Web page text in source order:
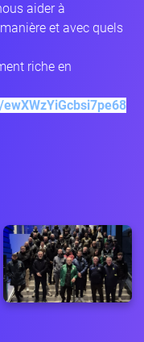
aider à
et avec quels
riche en
ewXWzYiGcbsi7pe68